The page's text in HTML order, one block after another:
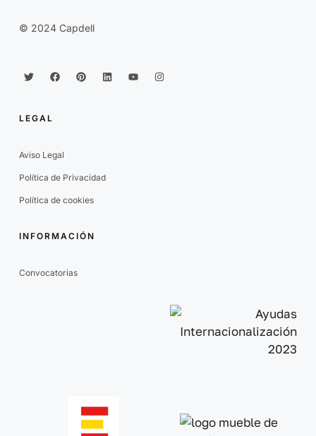
© 2024 Capdell
LEGAL
Aviso Legal
Política de Privacidad
Política de cookies
INFORMACIÓN
Convocatorias